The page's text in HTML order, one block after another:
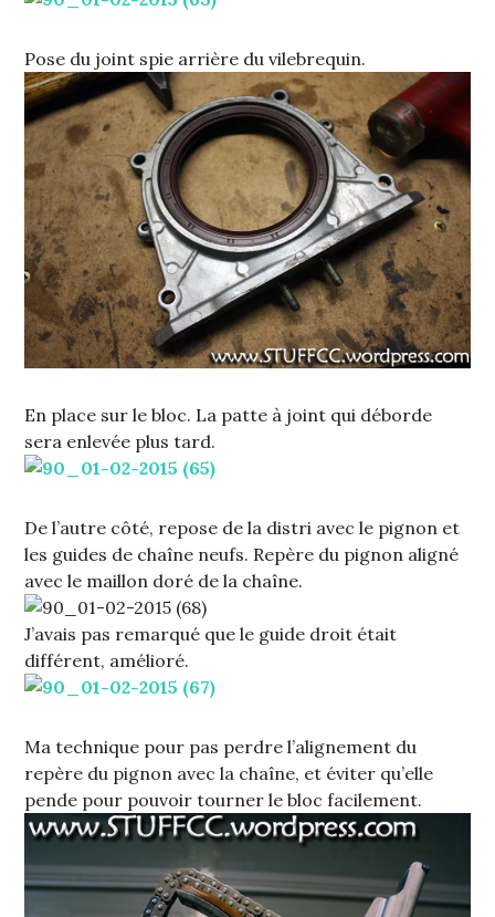
Pose du joint spie arrière du vilebrequin.
En place sur le bloc. La patte à joint qui déborde
sera enlevée plus tard.
De l’autre côté, repose de la distri avec le pignon et
les guides de chaîne neufs. Repère du pignon aligné
avec le maillon doré de la chaîne.
J’avais pas remarqué que le guide droit était
différent, amélioré.
Ma technique pour pas perdre l’alignement du
repère du pignon avec la chaîne, et éviter qu’elle
pende pour pouvoir tourner le bloc facilement.